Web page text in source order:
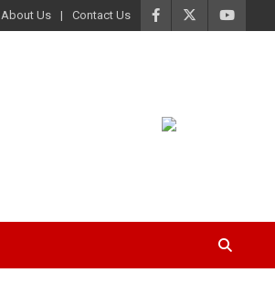
About Us Contact Us